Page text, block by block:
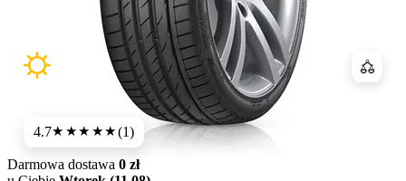
4.7★★★★★(1)
Darmowa dostawa 0 zł